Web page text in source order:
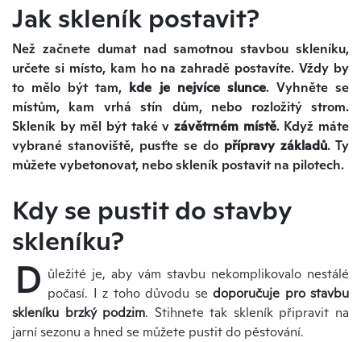
Jak skleník postavit?
Než začnete dumat nad samotnou stavbou skleníku,
určete si místo, kam ho na zahradě postavíte. Vždy by
to mělo být tam, kde je nejvíce slunce. Vyhněte se
místům, kam vrhá stín dům, nebo rozložitý strom.
Skleník by měl být také v závětrném místě. Když máte
vybrané stanoviště, pusťte se do přípravy základů. Ty
můžete vybetonovat, nebo skleník postavit na pilotech.
Kdy se pustit do stavby
skleníku?
D ůležité je, aby vám stavbu nekomplikovalo nestálé
počasí. I z toho důvodu se doporučuje pro stavbu
skleníku brzký podzim. Stihnete tak skleník připravit na
jarní sezonu a hned se můžete pustit do pěstování.